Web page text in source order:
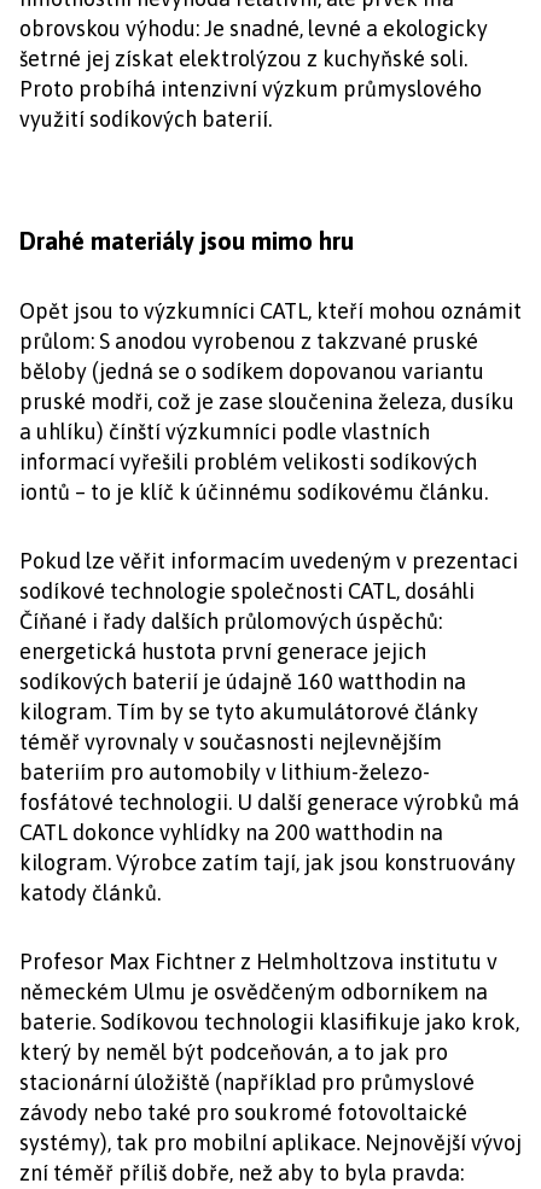
obrovskou výhodu: Je snadné, levné a ekologicky
šetrné jej získat elektrolýzou z kuchyňské soli.
Proto probíhá intenzivní výzkum průmyslového
využití sodíkových baterií.
Drahé materiály jsou mimo hru
Opět jsou to výzkumníci CATL, kteří mohou oznámit
průlom: S anodou vyrobenou z takzvané pruské
běloby (jedná se o sodíkem dopovanou variantu
pruské modři, což je zase sloučenina železa, dusíku
a uhlíku) čínští výzkumníci podle vlastních
informací vyřešili problém velikosti sodíkových
iontů – to je klíč k účinnému sodíkovému článku.
Pokud lze věřit informacím uvedeným v prezentaci
sodíkové technologie společnosti CATL, dosáhli
Číňané i řady dalších průlomových úspěchů:
energetická hustota první generace jejich
sodíkových baterií je údajně 160 watthodin na
kilogram. Tím by se tyto akumulátorové články
téměř vyrovnaly v současnosti nejlevnějším
bateriím pro automobily v lithium-železo-
fosfátové technologii. U další generace výrobků má
CATL dokonce vyhlídky na 200 watthodin na
kilogram. Výrobce zatím tají, jak jsou konstruovány
katody článků.
Profesor Max Fichtner z Helmholtzova institutu v
německém Ulmu je osvědčeným odborníkem na
baterie. Sodíkovou technologii klasifikuje jako krok,
který by neměl být podceňován, a to jak pro
stacionární úložiště (například pro průmyslové
závody nebo také pro soukromé fotovoltaické
systémy), tak pro mobilní aplikace. Nejnovější vývoj
zní téměř příliš dobře, než aby to byla pravda: